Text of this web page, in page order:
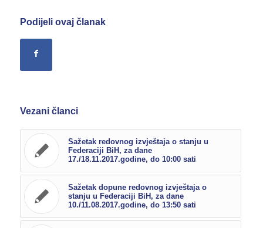
Podijeli ovaj članak
Vezani članci
Sažetak redovnog izvještaja o stanju u
Federaciji BiH, za dane
17./18.11.2017.godine, do 10:00 sati
Sažetak dopune redovnog izvještaja o
stanju u Federaciji BiH, za dane
10./11.08.2017.godine, do 13:50 sati